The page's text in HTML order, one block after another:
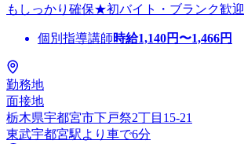
もしっかり確保★初バイト・ブランク歓迎
個別指導講師時給1,140円〜1,466円
勤務地
面接地
栃木県宇都宮市下戸祭2丁目15-21
東武宇都宮駅より車で6分